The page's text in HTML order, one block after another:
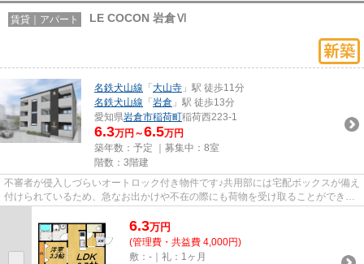
賃貸｜アパート LE COCON 岩倉Ⅵ
名鉄犬山線 「 大山寺 」駅 徒歩11分
名鉄犬山線 「 岩倉 」駅 徒歩13分
愛知県岩倉市稲荷町稲荷西223-1
6.3万円～6.5万円
築年数：予定 ｜募集中： 8室
階数：3階建
不審者が侵入しづらいオートロック付き物件です♪共用部には宅配ボックスが備え
付けられているため、急なお出かけや不在の際にも荷物を受け取ることができま
6.3万円
(管理費・共益費 4,000円)
敷：-｜礼：1ヶ月